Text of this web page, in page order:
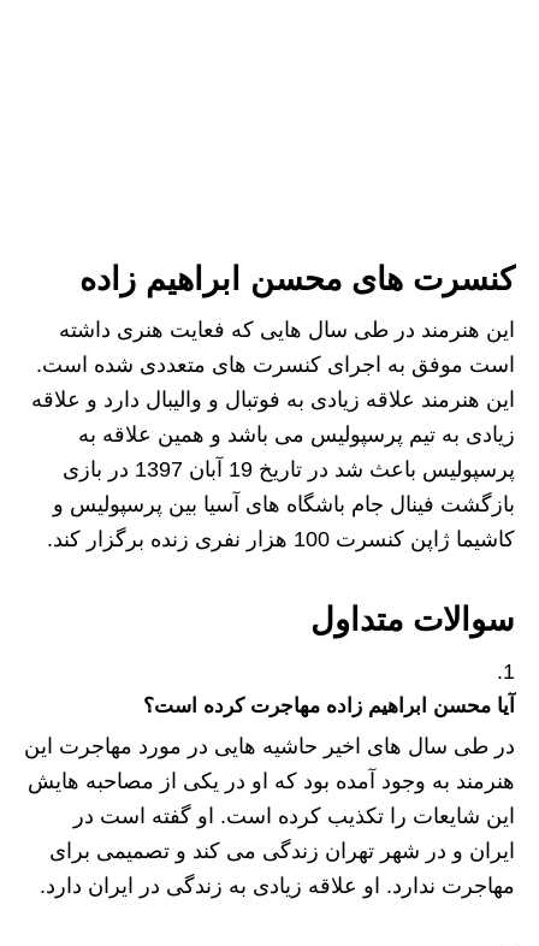
کنسرت های محسن ابراهیم زاده
این هنرمند در طی سال هایی که فعایت هنری داشته
است موفق به اجرای کنسرت های متعددی شده است.
این هنرمند علاقه زیادی به فوتبال و والیبال دارد و علاقه
زیادی به تیم پرسپولیس می باشد و همین علاقه به
پرسپولیس باعث شد در تاریخ 19 آبان 1397 در بازی
بازگشت فینال جام باشگاه های آسیا بین پرسپولیس و
کاشیما ژاپن کنسرت 100 هزار نفری زنده برگزار کند.
سوالات متداول
آیا محسن ابراهیم زاده مهاجرت کرده است؟
در طی سال های اخیر حاشیه هایی در مورد مهاجرت این
هنرمند به وجود آمده بود که او در یکی از مصاحبه هایش
این شایعات را تکذیب کرده است. او گفته است در
ایران و در شهر تهران زندگی می کند و تصمیمی برای
مهاجرت ندارد. او علاقه زیادی به زندگی در ایران دارد.